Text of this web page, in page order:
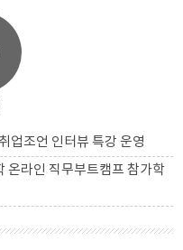
업조언 인터뷰 특강 운영
온라인 직무부트캠프 참가학